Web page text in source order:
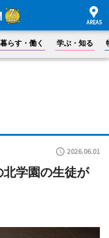
暮らす・働く 学ぶ・知る
2026.06.01
学園の生徒が